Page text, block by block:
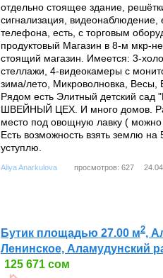
отдельно стоящее здание,
сигнализация, видеонаблюдение,
телефона, есть, с торговым
продуктовый Магазин в 8-м мкр-
стоящий магазин. Имеется: 3-
стеллажи, 4-видеокамеры с
зима/лето, Микроволновка, Весы,
Рядом есть Элитный детский
ШВЕЙНЫЙ ЦЕХ. И много домов.
место под овощную лавку (
Есть возможность взять землю
уступлю.
Aliya Anarkulova просмотров: 627
Бутик площадью 27.00 м2,
Ленинское, Аламудунский
125 671 сом